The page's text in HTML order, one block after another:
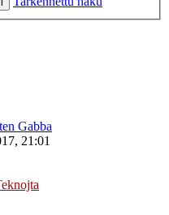
Gabba
21:01